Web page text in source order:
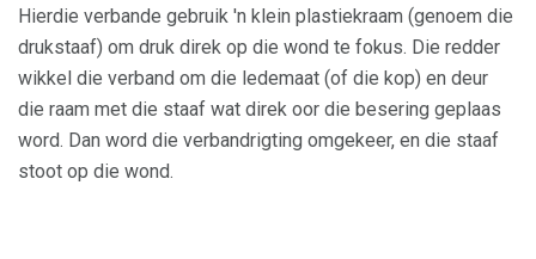
Hierdie verbande gebruik 'n klein plastiekraam (genoem die
drukstaaf) om druk direk op die wond te fokus. Die redder
wikkel die verband om die ledemaat (of die kop) en deur
die raam met die staaf wat direk oor die besering geplaas
word. Dan word die verbandrigting omgekeer, en die staaf
stoot op die wond.